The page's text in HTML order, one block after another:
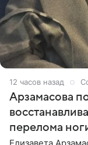
12 часов назад
Арзамасова
перелома